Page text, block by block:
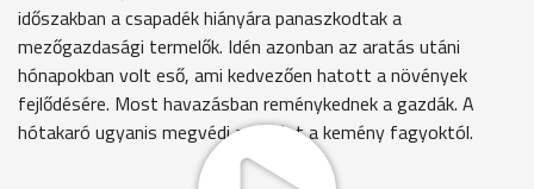
időszakban a csapadék hiányára panaszkodtak a
mezőgazdasági termelők. Idén azonban az aratás utáni
hónapokban volt eső, ami kedvezően hatott a növények
fejlődésére. Most havazásban reménykednek a gazdák. A
hótakaró ugyanis megvédi a vetést a kemény fagyoktól.